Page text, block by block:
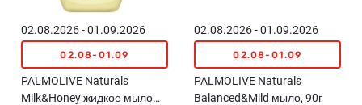
02.08.2026 - 01.09.2026
02.08-01.09
PALMOLIVE Naturals
Milk&Honey жидкое мыло
02.08.2026 - 01.09.2026
02.08-01.09
PALMOLIVE Naturals
Balanced&Mild мыло, 90г